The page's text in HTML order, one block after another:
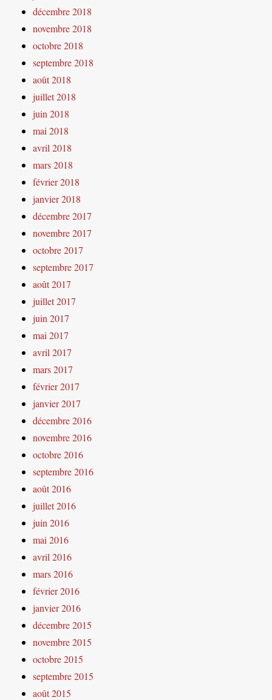
décembre 2018
novembre 2018
octobre 2018
septembre 2018
août 2018
juillet 2018
juin 2018
mai 2018
avril 2018
mars 2018
février 2018
janvier 2018
décembre 2017
novembre 2017
octobre 2017
septembre 2017
août 2017
juillet 2017
juin 2017
mai 2017
avril 2017
mars 2017
février 2017
janvier 2017
décembre 2016
novembre 2016
octobre 2016
septembre 2016
août 2016
juillet 2016
juin 2016
mai 2016
avril 2016
mars 2016
février 2016
janvier 2016
décembre 2015
novembre 2015
octobre 2015
septembre 2015
août 2015